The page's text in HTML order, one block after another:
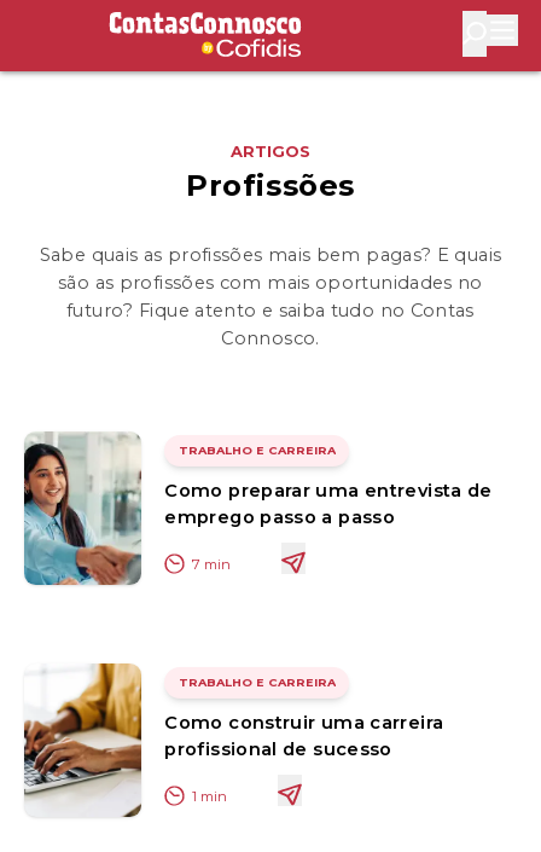
Contas Connosco by Cofidis
ARTIGOS
Profissões
Sabe quais as profissões mais bem pagas? E quais
são as profissões com mais oportunidades no
futuro? Fique atento e saiba tudo no Contas
Connosco.
TRABALHO E CARREIRA
Como preparar uma entrevista de
emprego passo a passo
7 min
TRABALHO E CARREIRA
Como construir uma carreira
profissional de sucesso
1 min